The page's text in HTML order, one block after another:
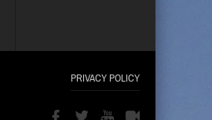
PRIVACY POLICY